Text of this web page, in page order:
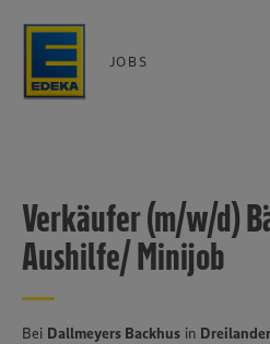
JOBS
Verkäufer (m/w/d)
Aushilfe/ Minijob
Bei Dallmeyers Backhus in